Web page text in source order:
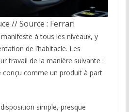
// Source : Ferrari
manifeste à tous les niveaux, y
de l’habitacle. Les
travail de la manière suivante :
conçu comme un produit à part
simple, presque